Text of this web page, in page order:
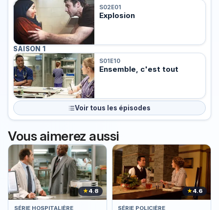
S02E01
Explosion
SAISON 1
S01E10
Ensemble, c'est tout
Voir tous les épisodes
Vous aimerez aussi
★4.8
SÉRIE HOSPITALIÈRE
★4.6
SÉRIE POLICIÈRE